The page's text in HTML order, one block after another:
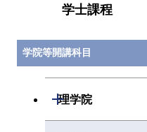
学士課程
学院等開講科目
理学院
開閉